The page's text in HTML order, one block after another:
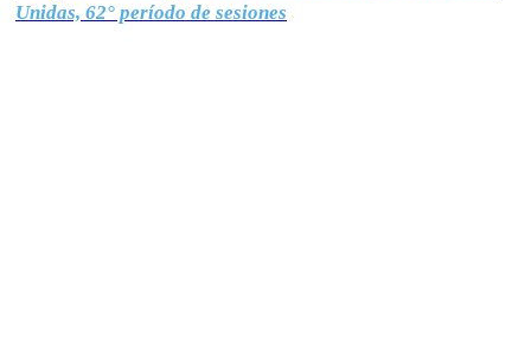
Unidas, 62° período de sesiones